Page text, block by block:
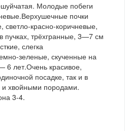
Молодые побеги
почки
красно-коричневые,
пучках, трёхгранные, 3—7 см
слегка
зеленые, скученные на
6 лет.Очень красивое,
посадке, так и в
и хвойными породами.
3-4.